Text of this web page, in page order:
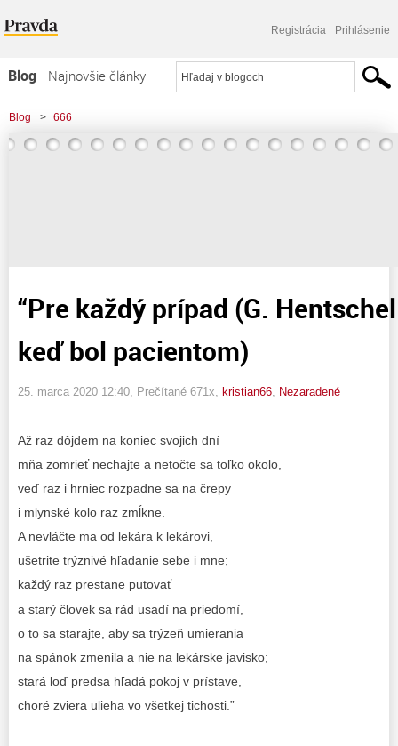
Registrácia Prihlásenie
Blog
Najnovšie články
Najčítanejšie články
Najkomentovanejšie články
Blog > 666
> “Pre každý prípad (G. Hentschel – v situácii, keď bol pacientom)
“Pre každý prípad (G.
keď bol pacientom)
25. marca 2020 12:40 , Prečítané 671x, kristian66 Nezaradené
Až raz dôjdem na koniec svojich dní
mňa zomrieť nechajte a netočte sa toľko okolo,
veď raz i hrniec rozpadne sa na črepy
i mlynské kolo raz zmĺkne.
A nevláčte ma od lekára k lekárovi,
ušetrite trýznivé hľadanie sebe i mne;
každý raz prestane putovať
a starý človek sa rád usadí na priedomí,
o to sa starajte, aby sa trýzeň umierania
na spánok zmenila a nie na lekárske javisko;
stará loď predsa hľadá pokoj v prístave,
choré zviera ulieha vo všetkej tichosti.”